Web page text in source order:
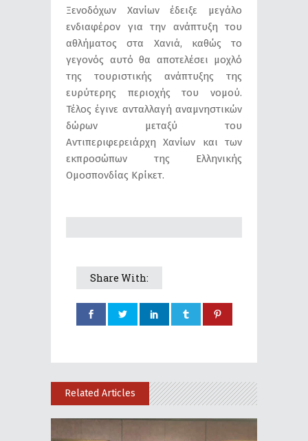
Ξενοδόχων Χανίων έδειξε μεγάλο
ενδιαφέρον για την ανάπτυξη του
αθλήματος στα Χανιά, καθώς το
γεγονός αυτό θα αποτελέσει μοχλό
της τουριστικής ανάπτυξης της
ευρύτερης περιοχής του νομού.
Τέλος έγινε ανταλλαγή αναμνηστικών
δώρων μεταξύ του
Αντιπεριφερειάρχη Χανίων και των
εκπροσώπων της Ελληνικής
Ομοσπονδίας Κρίκετ.
Share With:
Related Articles